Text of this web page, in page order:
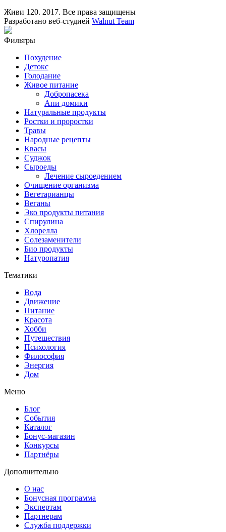
Живи 120. 2017. Все права защищены
Разработано веб-студией Walnut Team
Фильтры
Похудение
Детокс
Голодание
Живое питание
Добропасека
Апи домики
Натуральные продукты
Ростки и проростки
Травы
Народные рецепты
Квасы
Суджок
Сыроеды
Лечение сыроедением
Очищение организма
Вегетарианцы
Веганы
Эко продукты питания
Спирулина
Хлорелла
Солезаменители
Био продукты
Натуропатия
Тематики
Вода
Движение
Питание
Красота
Хобби
Путешествия
Психология
Философия
Энергия
Дом
Меню
Блог
События
Каталог
Бонус-магазин
Конкурсы
Партнёры
Дополнительно
О нас
Бонусная программа
Экспертам
Партнерам
Служба поддержки